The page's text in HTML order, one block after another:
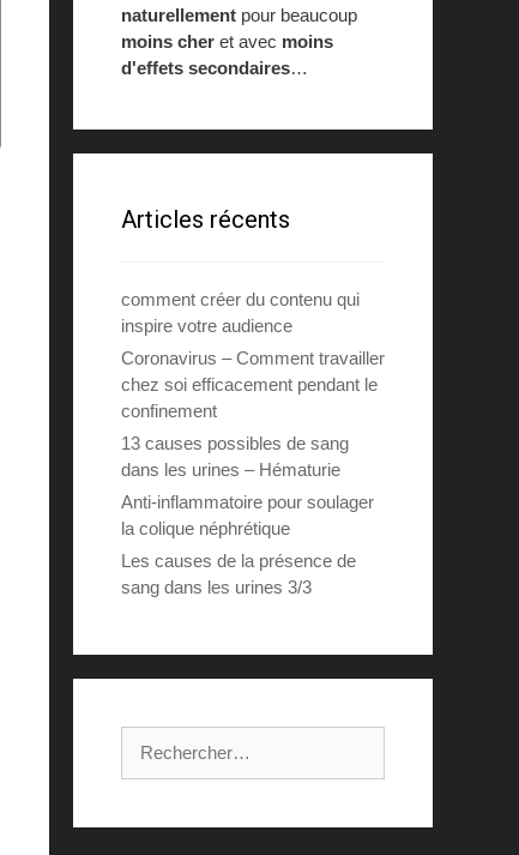
naturellement pour beaucoup
moins cher et avec moins
d'effets secondaires…
Articles récents
comment créer du contenu qui
inspire votre audience
Coronavirus – Comment travailler
chez soi efficacement pendant le
confinement
13 causes possibles de sang
dans les urines – Hématurie
Anti-inflammatoire pour soulager
la colique néphrétique
Les causes de la présence de
sang dans les urines 3/3